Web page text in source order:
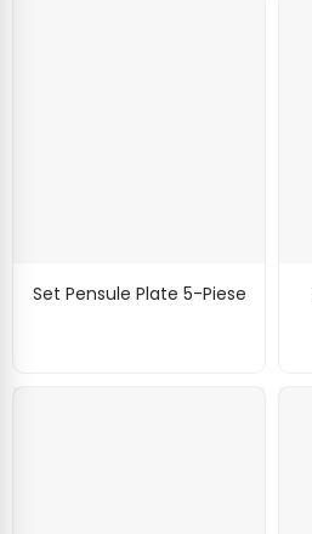
Set Pensule Plate 5-Piese